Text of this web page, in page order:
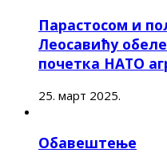
Парастосом и
Леосавићу
почетка НАТО
25. март 2025.
Обавештење